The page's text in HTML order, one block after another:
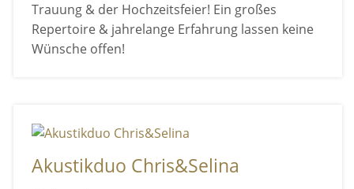
Trauung & der Hochzeitsfeier! Ein großes
Repertoire & jahrelange Erfahrung lassen keine
Wünsche offen!
Akustikduo Chris&Selina